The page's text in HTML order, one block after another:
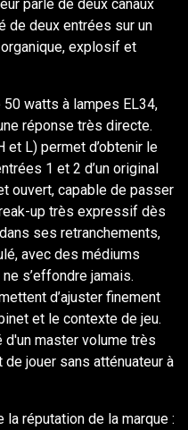
parle de deux canaux
de deux entrées sur un
explosif et
watts à lampes EL34,
réponse très directe.
et L) permet d’obtenir le
1 et 2 d’un original
ouvert, capable de passer
up très expressif dès
ses retranchements,
avec des médiums
s’effondre jamais.
d’ajuster finement
et le contexte de jeu.
d'un master volume très
jouer sans atténuateur à
la réputation de la marque :